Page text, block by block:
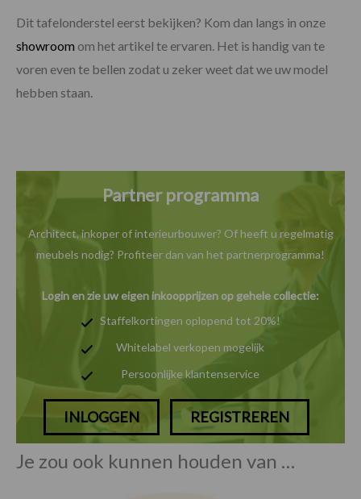
Dit tafelonderstel eerst bekijken? Kom dan langs in onze
showroom om het artikel te ervaren. Het is handig van te
voren even te bellen zodat u zeker weet dat we uw model
hebben staan.
Partner programma
Architect, inkoper of interieurbouwer? Of heeft u regelmatig
meubels nodig? Profiteer dan van het partnerprogramma!
Login en zie uw eigen inkoopprijzen op gehele collectie:
Staffelkortingen oplopend tot 20%!
Whitelabel verkopen mogelijk
Persoonlijke klantenservice
INLOGGEN REGISTREREN
Je zou ook kunnen houden van …